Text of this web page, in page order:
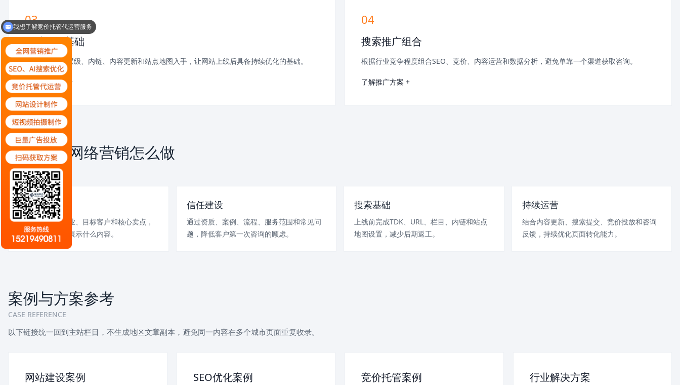
03
整站SEO基础
从TDK、页面层级、内链、内容更新和站点地图入手，让网站上线后具备持续优化的基础。
了解SEO优化 +
04
搜索推广组合
根据行业竞争程度组合SEO、竞价、内容运营和数据分析，避免单靠一个渠道获取咨询。
了解推广方案 +
永州企业网络营销怎么做
SERVICE PLAN
行业定位
明确企业所在行业、目标客户和核心卖点，
确定网站要重点展示什么内容。
信任建设
通过资质、案例、流程、服务范围和常见问
题，降低客户第一次咨询的顾虑。
搜索基础
上线前完成TDK、URL、栏目、内链和站点
地图设置，减少后期返工。
持续运营
结合内容更新、搜索提交、竞价投放和咨询
反馈，持续优化页面转化能力。
案例与方案参考
CASE REFERENCE
以下链接统一回到主站栏目，不生成地区文章副本，避免同一内容在多个城市页面重复收录。
网站建设案例 SEO优化案例 竞价托管案例 行业解决方案
我想了解SEO优化、AI搜索优化服务